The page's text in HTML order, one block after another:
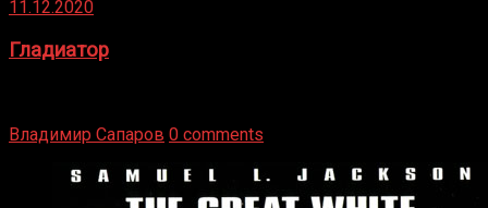
11.12.2020
Гладиатор
Владимир Сапаров 0 comments